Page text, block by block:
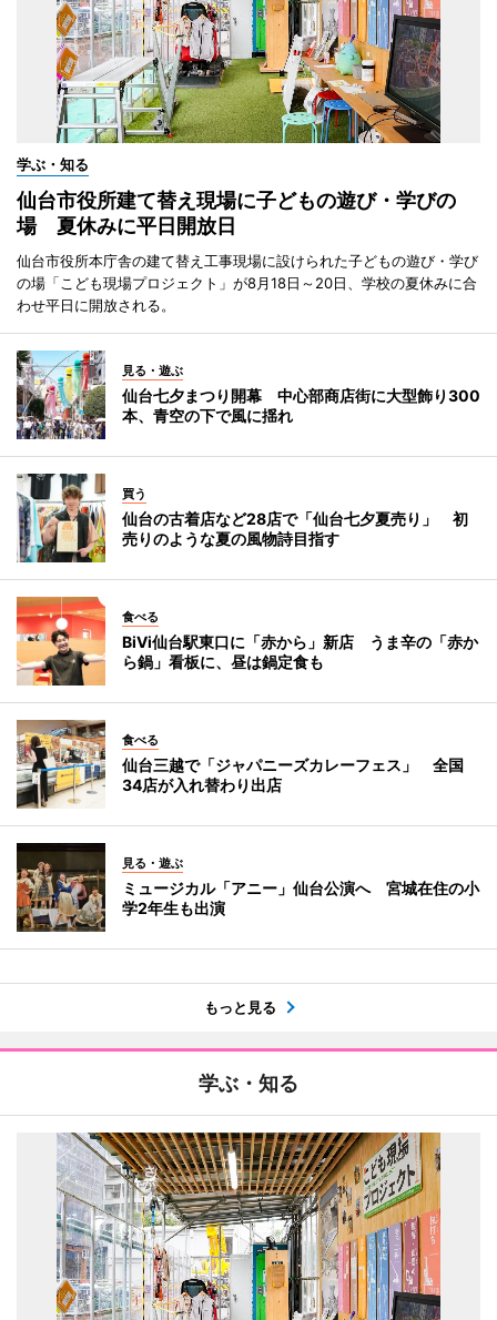
学ぶ・知る
仙台市役所建て替え現場に子どもの遊び・学びの
場 夏休みに平日開放日
仙台市役所本庁舎の建て替え工事現場に設けられた子どもの遊び・学び
の場「こども現場プロジェクト」が8月18日～20日、学校の夏休みに合
わせ平日に開放される。
見る・遊ぶ
仙台七夕まつり開幕 中心部商店街に大型飾り300
本、青空の下で風に揺れ
買う
仙台の古着店など28店で「仙台七夕夏売り」 初
売りのような夏の風物詩目指す
食べる
BiVi仙台駅東口に「赤から」新店 うま辛の「赤か
ら鍋」看板に、昼は鍋定食も
食べる
仙台三越で「ジャパニーズカレーフェス」 全国
34店が入れ替わり出店
見る・遊ぶ
ミュージカル「アニー」仙台公演へ 宮城在住の小
学2年生も出演
もっと見る
学ぶ・知る